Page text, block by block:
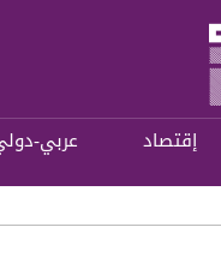
إقتصاد عربي-